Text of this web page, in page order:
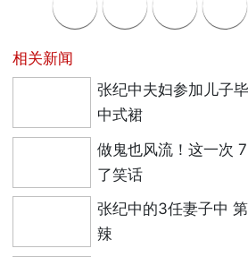
相关新闻
张纪中夫妇参加儿子
中式裙
做鬼也风流！这一次
了笑话
张纪中的3任妻子中
辣